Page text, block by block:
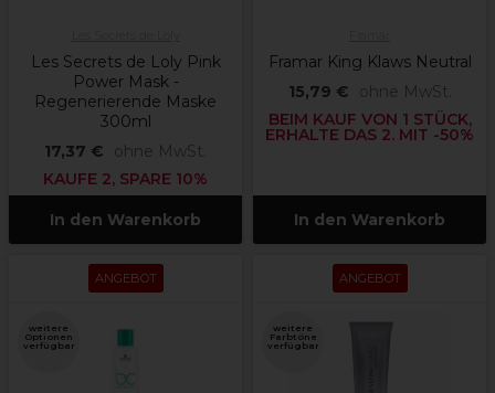
Les Secrets de Loly Pink
Power Mask -
Regenerierende Maske
300ml
17,37 €
ohne MwSt.
KAUFE 2, SPARE 10%
In den Warenkorb
Framar King Klaws Neutral
15,79 €
ohne MwSt.
BEIM KAUF VON 1 STÜCK,
ERHALTE DAS 2. MIT -50%
In den Warenkorb
ANGEBOT
weitere
Optionen
verfügbar
ANGEBOT
weitere
Farbtöne
verfügbar